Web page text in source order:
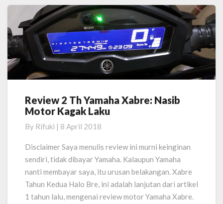
Review
2
Yamaha
Xabre:
Motor
Kagak
Laku
Review 2 Th Yamaha Xabre: Nasib
Motor Kagak Laku
By Rifuki | 8 April 2018
Disclaimer Saya menulis review ini murni keinginan
sendiri, tidak dibayar Yamaha. Kalaupun Yamaha
nanti membayar saya, itu urusan belakangan. Xabre
Tahun Kedua Halo Bre, ini adalah lanjutan dari artikel
1 tahun lalu, mengenai review motor Yamaha Xabre.